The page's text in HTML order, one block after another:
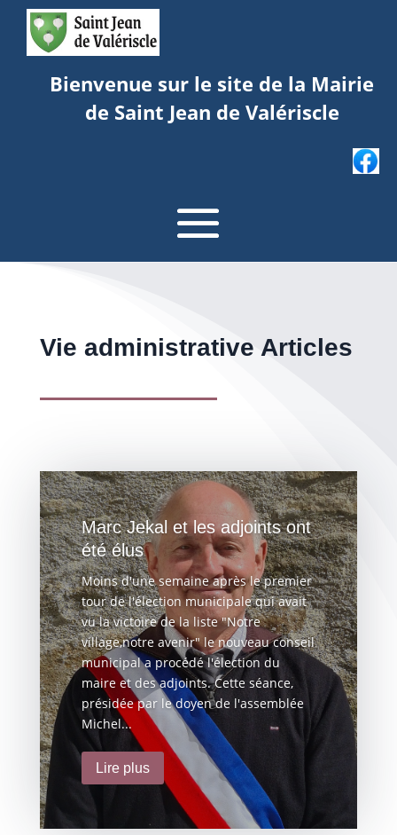
Bienvenue sur le site de la Mairie
de Saint Jean de Valériscle
Vie administrative Articles
Marc Jekal et les adjoints ont
été élus
Moins d'une semaine après le premier
tour de l'élection municipale qui avait
vu la victoire de la liste "Notre
village,notre avenir" le nouveau conseil
municipal a procédé l'élection du
maire et des adjoints. Cette séance,
présidée par le doyen de l'assemblée
Michel...
Lire plus